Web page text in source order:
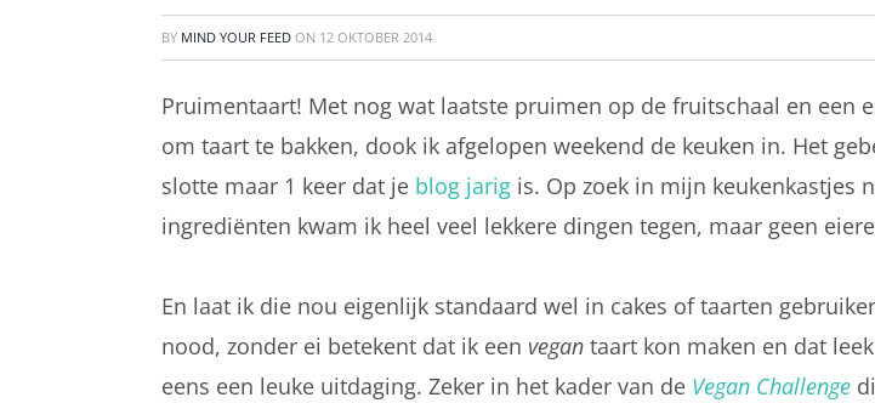
BY MIND YOUR FEED ON 12 OKTOBER 2014
Pruimentaart! Met nog wat laatste pruimen op de fruitschaal en een
om taart te bakken, dook ik afgelopen weekend de keuken in. Het
slotte maar 1 keer dat je blog jarig is. Op zoek in mijn keukenkastjes
ingrediënten kwam ik heel veel lekkere dingen tegen, maar geen
En laat ik die nou eigenlijk standaard wel in cakes of taarten
nood, zonder ei betekent dat ik een vegan taart kon maken en dat
eens een leuke uitdaging. Zeker in het kader van de Vegan Challenge